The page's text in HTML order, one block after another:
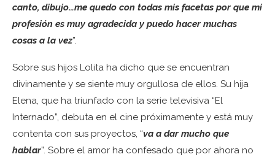
canto, dibujo…me quedo con todas mis facetas por que mi
profesión es muy agradecida y puedo hacer muchas
cosas a la vez”.
Sobre sus hijos Lolita ha dicho que se encuentran
divinamente y se siente muy orgullosa de ellos. Su hija
Elena, que ha triunfado con la serie televisiva “El
Internado”, debuta en el cine próximamente y está muy
contenta con sus proyectos, “va a dar mucho que
hablar”. Sobre el amor ha confesado que por ahora no